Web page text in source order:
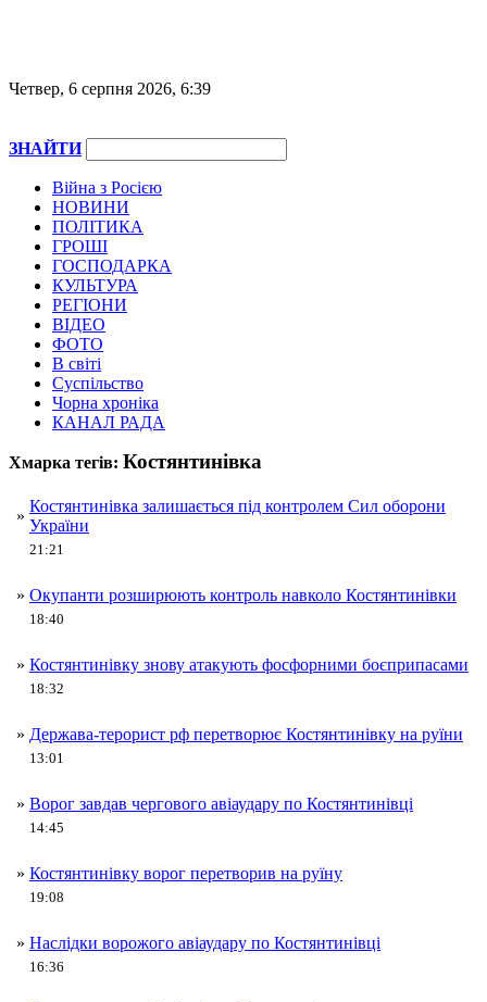
Четвер, 6 серпня 2026, 6:39
ЗНАЙТИ
Війна з Росією
НОВИНИ
ПОЛІТИКА
ГРОШІ
ГОСПОДАРКА
КУЛЬТУРА
РЕГІОНИ
ВІДЕО
ФОТО
В світі
Суспільство
Чорна хроніка
КАНАЛ РАДА
Хмарка тегів: Костянтинівка
»
Костянтинівка залишається під контролем Сил оборони
України
21:21
» Окупанти розширюють контроль навколо Костянтинівки
18:40
» Костянтинівку знову атакують фосфорними боєприпасами
18:32
» Держава-терорист рф перетворює Костянтинівку на руїни
13:01
» Ворог завдав чергового авіаудару по Костянтинівці
14:45
» Костянтинівку ворог перетворив на руїну
19:08
» Наслідки ворожого авіаудару по Костянтинівці
16:36